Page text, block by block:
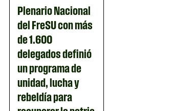
Plenario Nacional
del FreSU con más
de 1.600
delegados definió
un programa de
unidad, lucha y
rebeldía para